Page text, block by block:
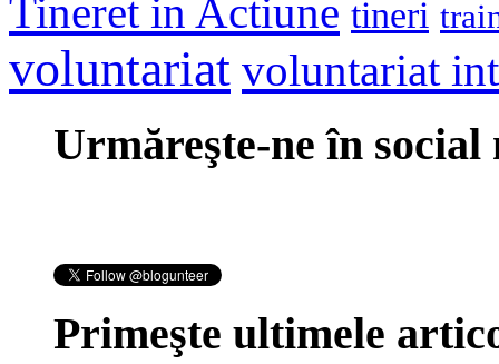
Tineret in Actiune tineri
voluntariat voluntariat
Urmăreşte-ne în social
Primeşte ultimele